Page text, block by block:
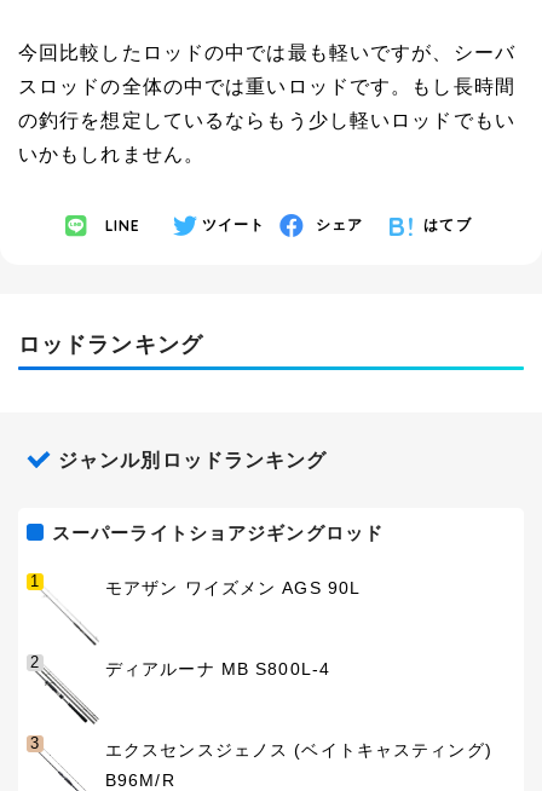
今回比較したロッドの中では最も軽いですが、シーバ
スロッドの全体の中では重いロッドです。もし長時間
の釣行を想定しているならもう少し軽いロッドでもい
いかもしれません。
LINE ツイート シェア はてブ
ロッドランキング
ジャンル別ロッドランキング
スーパーライトショアジギングロッド
1 モアザン ワイズメン AGS 90L
2 ディアルーナ MB S800L-4
3
エクスセンスジェノス (ベイトキャスティング)
B96M/R